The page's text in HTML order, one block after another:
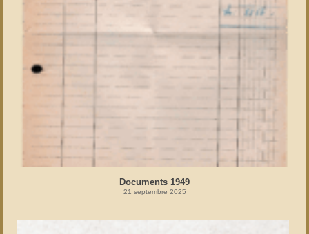
Documents 1949
21 septembre 2025